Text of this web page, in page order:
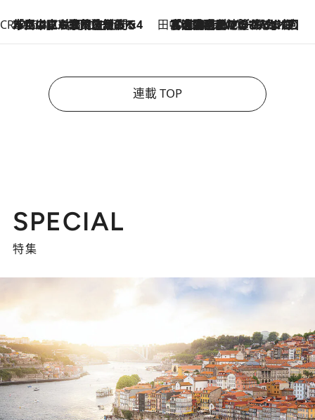
CREA'S CHOICE
2026.8.7
「立川にも歌舞伎があるんだよ」 片岡仁左衛門・市川中車ら豪華座組みで4年目の立川立飛歌舞伎へ 田中稲の勝手に再ブーム
2026.8.7
「湘南乃風に憧れて」観客大盛上がりの“タオル回し”に、ラッパー顔負けの高速歌唱まで…さだまさし（74）のアグレッシブすぎる現在地
連載 TOP
SPECIAL
特集